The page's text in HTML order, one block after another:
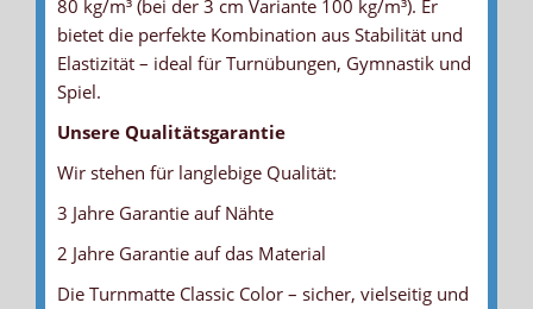
80 kg/m³ (bei der 3 cm Variante 100 kg/m³). Er
bietet die perfekte Kombination aus Stabilität und
Elastizität – ideal für Turnübungen, Gymnastik und
Spiel.
Unsere Qualitätsgarantie
Wir stehen für langlebige Qualität:
3 Jahre Garantie auf Nähte
2 Jahre Garantie auf das Material
Die Turnmatte Classic Color – sicher, vielseitig und